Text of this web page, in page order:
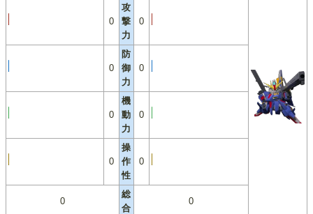
0
攻
撃
力
0
0
防
御
力
0
0
機
動
力
0
0
操
作
性
0
0
総
合
0